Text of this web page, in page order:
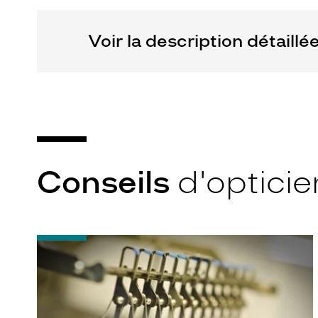
Voir la description
Conseils
-
Quel
indice
d’amincissement